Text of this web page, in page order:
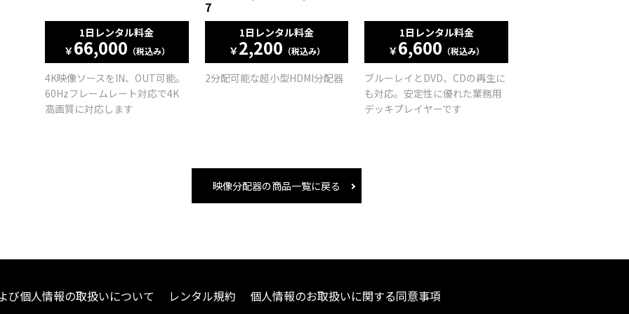
1日レンタル料金
￥66,000 （税込み）
4K映像ソースをIN、OUT可能。
60Hzフレームレート対応で4K
高画質に対応します
7
1日レンタル料金
￥2,200 （税込み）
2分配可能な超小型HDMI分配器
1日レンタル料金
￥6,600 （税込み）
ブルーレイとDVD、CDの再生に
も対応。安定性に優れた業務用
デッキプレイヤーです
映像分配器の商品一覧に戻る
び個人情報の取扱いについて レンタル規約 個人情報のお取扱いに関する同意事項